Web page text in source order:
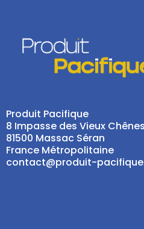
Produit Pacifique
8 Impasse des Vieux Chênes
81500 Massac Séran
France Métropolitaine
contact@produit-